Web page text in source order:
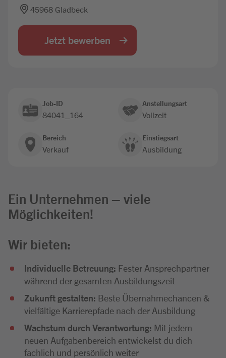
45968 Gladbeck
Jetzt bewerben
Job-ID
84041_164
Anstellungsart
Vollzeit
Bereich
Verkauf
Einstiegsart
Ausbildung
Ein Unternehmen – viele
Möglichkeiten!
Wir bieten:
Individuelle Betreuung: Fester Ansprechpartner
während der gesamten Ausbildungszeit
Zukunft gestalten: Beste Übernahmechancen &
vielfältige Karrierepfade nach der Ausbildung
Wachstum durch Verantwortung: Mit jedem
neuen Aufgabenbereich entwickelst du dich
fachlich und persönlich weiter